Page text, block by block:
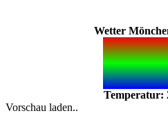
Wetter
Temperatur:
Vorschau laden..